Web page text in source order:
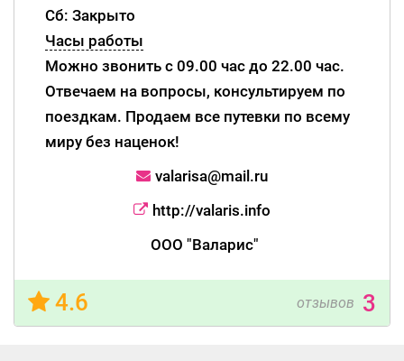
Сб: Закрыто
Часы работы
Можно звонить с 09.00 час до 22.00 час.
Отвечаем на вопросы, консультируем по
поездкам. Продаем все путевки по всему
миру без наценок!
valarisa@mail.ru
http://valaris.info
ООО "Валарис"
4.6 отзывов 3